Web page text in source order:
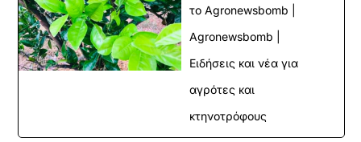
το Agronewsbomb |
Agronewsbomb |
Ειδήσεις και νέα για
αγρότες και
κτηνοτρόφους